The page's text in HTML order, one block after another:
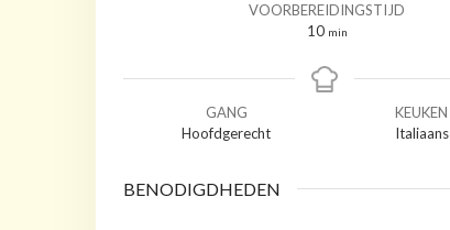
VOORBEREIDINGSTIJD
10minuten
min
GANG
Hoofdgerecht
KEUKEN
Italiaans
BENODIGDHEDEN